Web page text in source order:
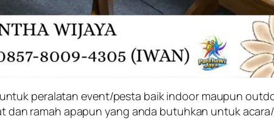
peralatan event/pesta baik indoor maupun
dan ramah apapun yang anda butuhkan untuk